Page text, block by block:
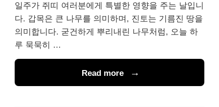
일주가 쥐띠 여러분에게 특별한 영향을 주는 날입니
다. 갑목은 큰 나무를 의미하며, 진토는 기름진 땅을
의미합니다. 굳건하게 뿌리내린 나무처럼, 오늘 하
루 묵묵히 …
Read more